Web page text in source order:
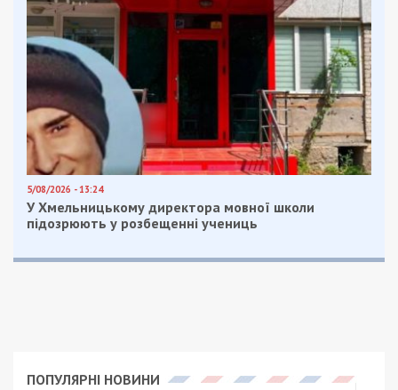
5/08/2026 - 13:24
У Хмельницькому директора мовної школи
підозрюють у розбещенні учениць
ПОПУЛЯРНІ НОВИНИ